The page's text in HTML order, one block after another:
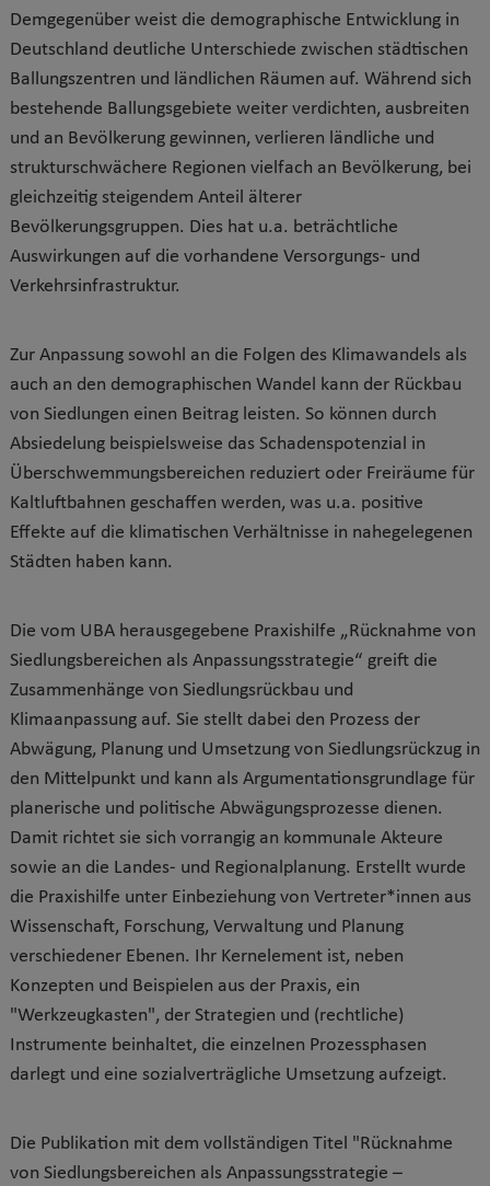
Demgegenüber weist die demographische Entwicklung in
Deutschland deutliche Unterschiede zwischen städtischen
Ballungszentren und ländlichen Räumen auf. Während sich
bestehende Ballungsgebiete weiter verdichten, ausbreiten
und an Bevölkerung gewinnen, verlieren ländliche und
strukturschwächere Regionen vielfach an Bevölkerung, bei
gleichzeitig steigendem Anteil älterer
Bevölkerungsgruppen. Dies hat u.a. beträchtliche
Auswirkungen auf die vorhandene Versorgungs- und
Verkehrsinfrastruktur.
Zur Anpassung sowohl an die Folgen des Klimawandels als
auch an den demographischen Wandel kann der Rückbau
von Siedlungen einen Beitrag leisten. So können durch
Absiedelung beispielsweise das Schadenspotenzial in
Überschwemmungsbereichen reduziert oder Freiräume für
Kaltluftbahnen geschaffen werden, was u.a. positive
Effekte auf die klimatischen Verhältnisse in nahegelegenen
Städten haben kann.
Die vom UBA herausgegebene Praxishilfe „Rücknahme von
Siedlungsbereichen als Anpassungsstrategie“ greift die
Zusammenhänge von Siedlungsrückbau und
Klimaanpassung auf. Sie stellt dabei den Prozess der
Abwägung, Planung und Umsetzung von Siedlungsrückzug in
den Mittelpunkt und kann als Argumentationsgrundlage für
planerische und politische Abwägungsprozesse dienen.
Damit richtet sie sich vorrangig an kommunale Akteure
sowie an die Landes- und Regionalplanung. Erstellt wurde
die Praxishilfe unter Einbeziehung von Vertreter*innen aus
Wissenschaft, Forschung, Verwaltung und Planung
verschiedener Ebenen. Ihr Kernelement ist, neben
Konzepten und Beispielen aus der Praxis, ein
"Werkzeugkasten", der Strategien und (rechtliche)
Instrumente beinhaltet, die einzelnen Prozessphasen
darlegt und eine sozialverträgliche Umsetzung aufzeigt.
Die Publikation mit dem vollständigen Titel "Rücknahme
von Siedlungsbereichen als Anpassungsstrategie –